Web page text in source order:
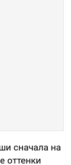
сначала на
оттенки